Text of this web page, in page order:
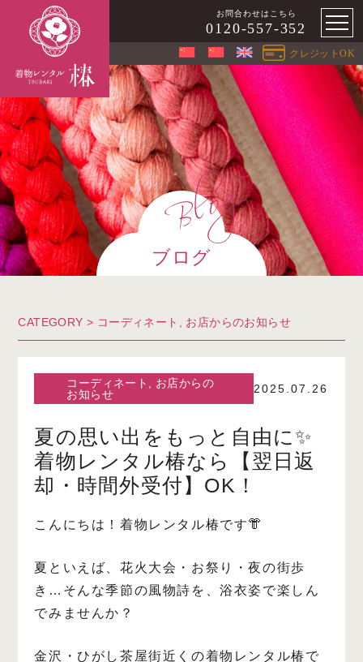
お問合わせはこちら
0120-557-352
クレジットOK
ブログ
CATEGORY > コーディネート お店からのお知らせ
コーディネート
お店からの
お知らせ
2025.07.26
夏の思い出をもっと自由に✨
着物レンタル椿なら【翌日返
却・時間外受付】OK！
こんにちは！着物レンタル椿です👘
夏といえば、花火大会・お祭り・夜の街歩
き…そんな季節の風物詩を、浴衣姿で楽しん
でみませんか？
金沢・ひがし茶屋街近くの着物レンタル椿で